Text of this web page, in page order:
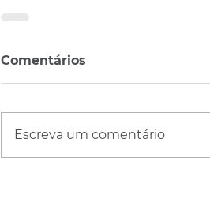
Comentários
Escreva um comentário